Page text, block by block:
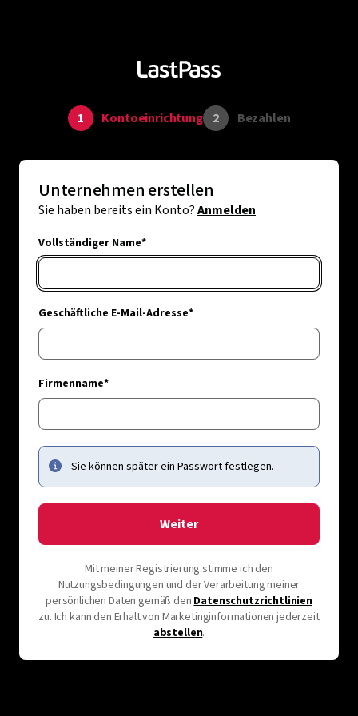
1 Kontoeinrichtung 2 Bezahlen
Unternehmen erstellen
Sie haben bereits ein Konto?Anmelden
Vollständiger Name*
Geschäftliche E-Mail-Adresse*
Firmenname*
Sie können später ein Passwort festlegen.
Weiter
Mit meiner Registrierung stimme ich den
Nutzungsbedingungen und der Verarbeitung meiner
persönlichen Daten gemäß denDatenschutzrichtlinien
zu. Ich kann den Erhalt von Marketinginformationen jederzeit
abstellen.